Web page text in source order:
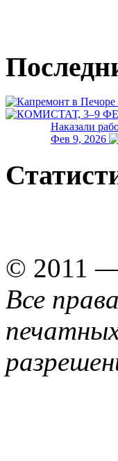
Наказали
Фев 9, 2026
© 2011
Все